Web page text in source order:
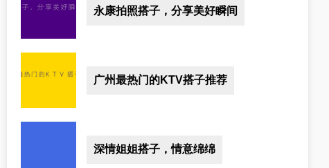
永康拍照搭子，分享美好瞬间
广州最热门的KTV搭子推荐
深情姐姐搭子，情意绵绵